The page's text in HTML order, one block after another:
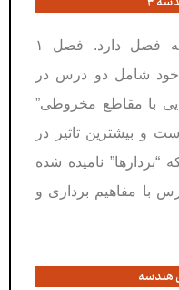
سه فصل دارد. فصل ۱
خود شامل دو درس در
می باشد. فصل ۲ “آشنایی با مقاطع مخروطی”
است و بیشترین تاثیر در
نهایی را دارد. در فصل ۳ که “بردارها” نامیده شده
با مفاهیم برداری و
هندسه